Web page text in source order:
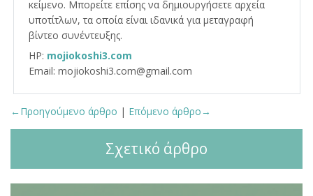
κείμενο. Μπορείτε επίσης να δημιουργήσετε αρχεία
υποτίτλων, τα οποία είναι ιδανικά για μεταγραφή
βίντεο συνέντευξης.
HP: mojiokoshi3.com
Email: mojiokoshi3.com@gmail.com
←Προηγούμενο άρθρο | Επόμενο άρθρο→
Σχετικό άρθρο